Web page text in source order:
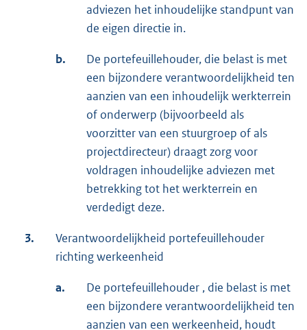
adviezen het inhoudelijke standpunt van
de eigen directie in.
b.
De portefeuillehouder, die belast is met
een bijzondere verantwoordelijkheid ten
aanzien van een inhoudelijk werkterrein
of onderwerp (bijvoorbeeld als
voorzitter van een stuurgroep of als
projectdirecteur) draagt zorg voor
voldragen inhoudelijke adviezen met
betrekking tot het werkterrein en
verdedigt deze.
3.
Verantwoordelijkheid portefeuillehouder
richting werkeenheid
a.
De portefeuillehouder , die belast is met
een bijzondere verantwoordelijkheid ten
aanzien van een werkeenheid, houdt